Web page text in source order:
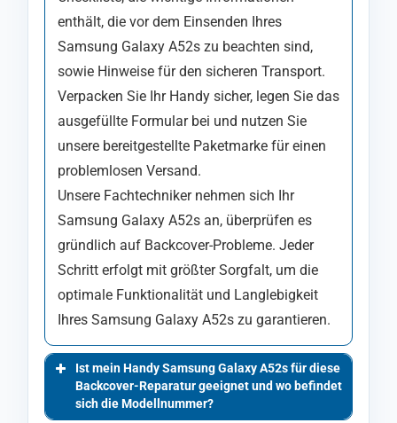
enthält, die vor dem Einsenden Ihres
Samsung Galaxy A52s zu beachten sind,
sowie Hinweise für den sicheren Transport.
Verpacken Sie Ihr Handy sicher, legen Sie das
ausgefüllte Formular bei und nutzen Sie
unsere bereitgestellte Paketmarke für einen
problemlosen Versand.
Unsere Fachtechniker nehmen sich Ihr
Samsung Galaxy A52s an, überprüfen es
gründlich auf Backcover-Probleme. Jeder
Schritt erfolgt mit größter Sorgfalt, um die
optimale Funktionalität und Langlebigkeit
Ihres Samsung Galaxy A52s zu garantieren.
Ist mein Handy Samsung Galaxy A52s für diese
Backcover-Reparatur geeignet und wo befindet
sich die Modellnummer?